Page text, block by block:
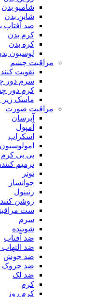
شامپو بدن
شاین بدن
ضد آفتاب
کرم بدن
کره بدن
لوسیون
مراقبت چشم
تقویت
سرم دور
کرم دور
ماسک
مراقبت صورت
آبرسان
آمپول
اسکراپ
امولوسیون
بی بی کرم
ترمیم
تونر
جوانساز
رتینول
روشن
ست
سرم
شوینده
ضد آفتاب
ضد
‌ضد جوش
ضد چروک
ضد لک
کرم
کرم روز